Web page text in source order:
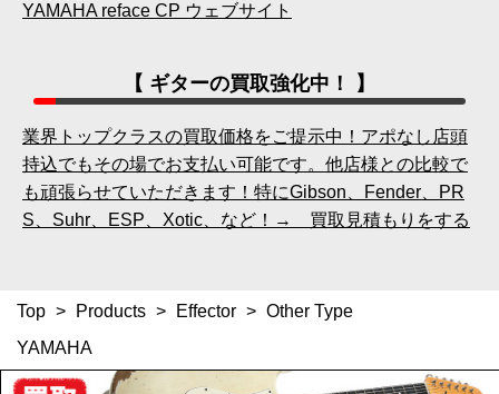
YAMAHA reface CP ウェブサイト
【 ギターの買取強化中！ 】
業界トップクラスの買取価格をご提示中！アポなし店頭
持込でもその場でお支払い可能です。他店様との比較で
も頑張らせていただきます！特にGibson、Fender、PR
S、Suhr、ESP、Xotic、など！→ 買取見積もりをする
Top > Products > Effector > Other Type
YAMAHA